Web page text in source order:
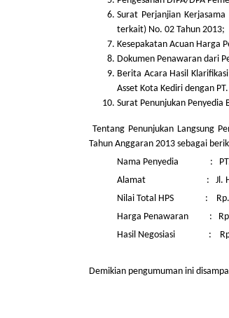
Surat Perjanjian
terkait) No. 02 Tahun 2013;
Kesepakatan Acuan Harga
Dokumen Penawaran dari
Berita Acara Hasil
Asset Kota Kediri dengan
Surat Penunjukan Penyedia
Tentang Penunjukan Langsung
Tahun Anggaran 2013 sebagai
Nama Penyedia : PT.
Alamat : Jl.
Nilai Total HPS : Rp.
Harga Penawaran : Rp.
Hasil Negosiasi : Rp.
Demikian pengumuman ini